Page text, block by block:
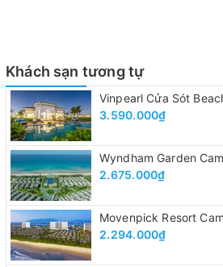
Khách sạn tương tự
Vinpearl Cửa Sót
3.590.000₫
Wyndham Garden
2.675.000₫
Movenpick Resort
2.294.000₫